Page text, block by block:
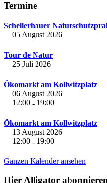
Termine
Schellerhauer
05 August 2026
Tour de Natur
25 Juli 2026
Ökomarkt am Kollwitzplatz
06 August 2026
12:00 - 19:00
Ökomarkt am Kollwitzplatz
13 August 2026
12:00 - 19:00
Ganzen Kalender ansehen
Hier Alligator